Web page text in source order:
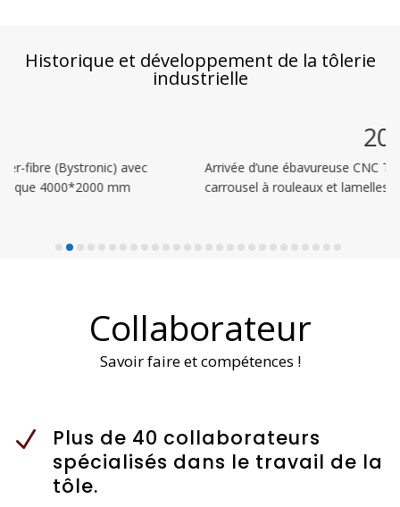
Historique et développement de la tôlerie
industrielle
avec
mm
Arrivée d’une ébavureuse CNC Timesavers
carrousel à rouleaux et lamelles
Collaborateur
Savoir faire et compétences !
N
Plus de 40 collaborateurs
spécialisés dans le travail de la
tôle.